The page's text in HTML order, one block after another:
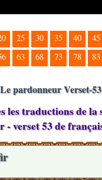
25 30 35 40 45
63 68 73 78 83
pardonneur Verset-53
les traductions de la
- verset 53 de